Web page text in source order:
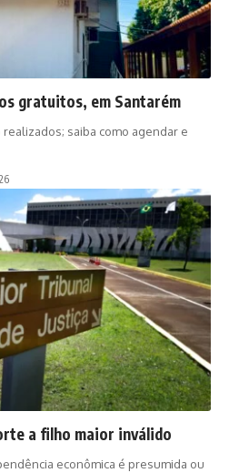
gratuitos, em Santarém
saiba como agendar e
a filho maior inválido
econômica é presumida ou